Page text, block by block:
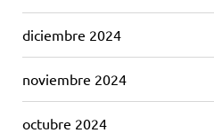
diciembre 2024
noviembre 2024
octubre 2024